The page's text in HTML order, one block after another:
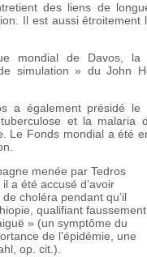
des liens de
Il est aussi étroitement
mondial de Davos, la
simulation » du John
a également présidé le
et la malaria
Le Fonds mondial a été
menée par Tedros
a été accusé d’avoir
choléra pendant qu’il
qualifiant faussement
» (un symptôme du
de l’épidémie, une
op. cit.).